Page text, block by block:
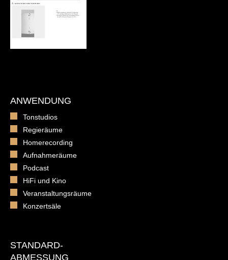
ANWENDUNG
Tonstudios
Regieräume
Homerecording
Aufnahmeräume
Podcast
HiFi und Kino
Veranstaltungsräume
Konzertsäle
STANDARD-
ABMESSUNG